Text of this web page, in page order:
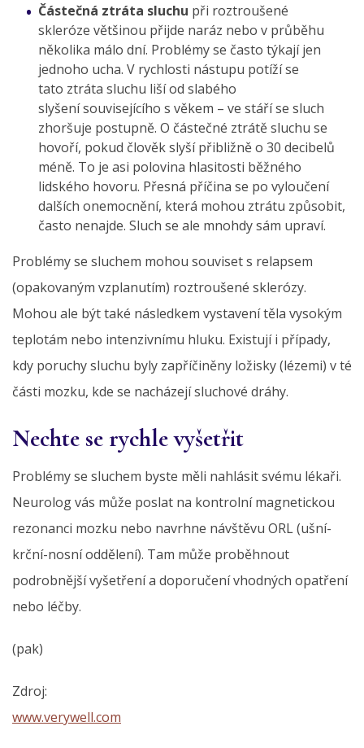
Částečná ztráta sluchu při roztroušené
skleróze většinou přijde naráz nebo v průběhu
několika málo dní. Problémy se často týkají jen
jednoho ucha. V rychlosti nástupu potíží se
tato ztráta sluchu liší od slabého
slyšení souvisejícího s věkem – ve stáří se sluch
zhoršuje postupně. O částečné ztrátě sluchu se
hovoří, pokud člověk slyší přibližně o 30 decibelů
méně. To je asi polovina hlasitosti běžného
lidského hovoru. Přesná příčina se po vyloučení
dalších onemocnění, která mohou ztrátu způsobit,
často nenajde. Sluch se ale mnohdy sám upraví.
Problémy se sluchem mohou souviset s relapsem
(opakovaným vzplanutím) roztroušené sklerózy.
Mohou ale být také následkem vystavení těla vysokým
teplotám nebo intenzivnímu hluku. Existují i případy,
kdy poruchy sluchu byly zapříčiněny ložisky (lézemi) v té
části mozku, kde se nacházejí sluchové dráhy.
Nechte se rychle vyšetřit
Problémy se sluchem byste měli nahlásit svému lékaři.
Neurolog vás může poslat na kontrolní magnetickou
rezonanci mozku nebo navrhne návštěvu ORL (ušní-
krční-nosní oddělení). Tam může proběhnout
podrobnější vyšetření a doporučení vhodných opatření
nebo léčby.
(pak)
Zdroj:
www.verywell.com